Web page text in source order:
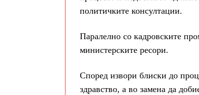
политичките консултации.
Паралелно со кадровските
министерските ресори.
Според извори блиски до
здравство, а во замена да